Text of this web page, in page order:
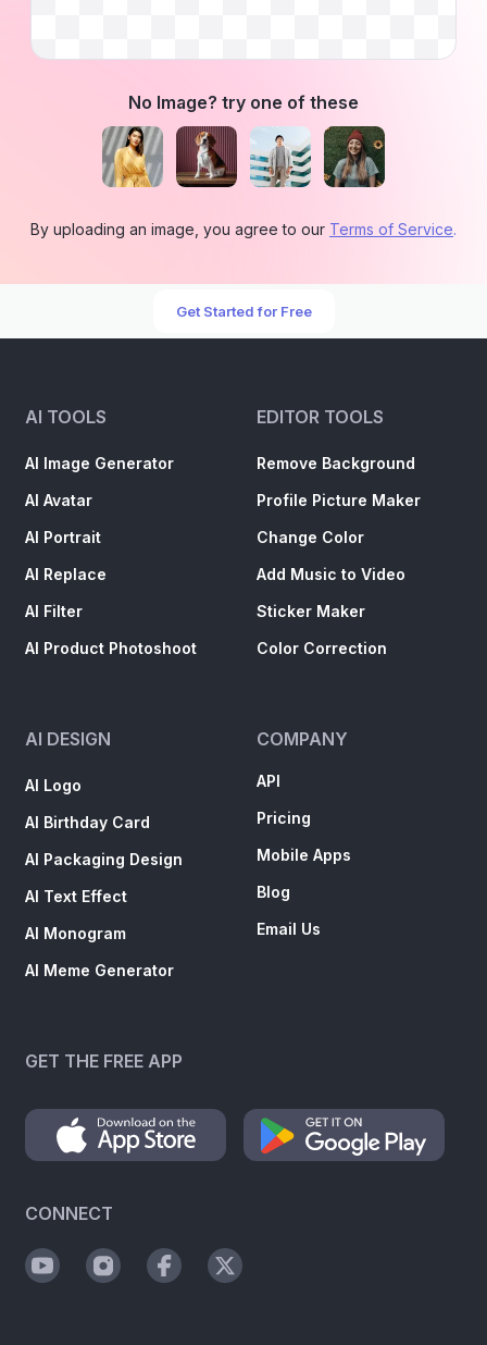
No Image? try one of these
By uploading an image, you agree to our Terms of Service.
Get Started for Free
AI TOOLS
AI Image Generator
AI Avatar
AI Portrait
AI Replace
AI Filter
AI Product Photoshoot
EDITOR TOOLS
Remove Background
Profile Picture Maker
Change Color
Add Music to Video
Sticker Maker
Color Correction
AI DESIGN
AI Logo
AI Birthday Card
AI Packaging Design
AI Text Effect
AI Monogram
AI Meme Generator
COMPANY
API
Pricing
Mobile Apps
Blog
Email Us
GET THE FREE APP
CONNECT